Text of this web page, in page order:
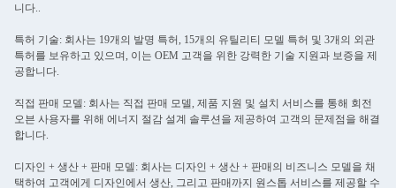
니다..
특허 기술: 회사는 19개의 발명 특허, 15개의 유틸리티 모델 특허 및 3개의 외관
특허를 보유하고 있으며, 이는 OEM 고객을 위한 강력한 기술 지원과 보증을 제
공합니다.
직접 판매 모델: 회사는 직접 판매 모델, 제품 지원 및 설치 서비스를 통해 회전
오븐 사용자를 위해 에너지 절감 설계 솔루션을 제공하여 고객의 문제점을 해결
합니다.
디자인 + 생산 + 판매 모델: 회사는 디자인 + 생산 + 판매의 비즈니스 모델을 채
택하여 고객에게 디자인에서 생산, 그리고 판매까지 원스톱 서비스를 제공할 수